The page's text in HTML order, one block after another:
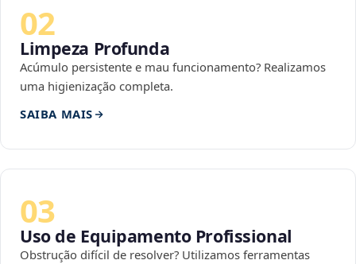
02
Limpeza Profunda
Acúmulo persistente e mau funcionamento? Realizamos
uma higienização completa.
SAIBA MAIS
03
Uso de Equipamento Profissional
Obstrução difícil de resolver? Utilizamos ferramentas